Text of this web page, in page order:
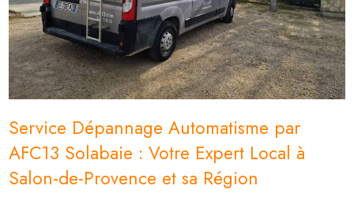
Service Dépannage Automatisme par
AFC13 Solabaie : Votre Expert Local à
Salon-de-Provence et sa Région